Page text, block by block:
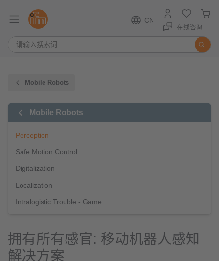
CN
在线咨询
Mobile Robots
Mobile Robots
Perception
Safe Motion Control
Digitalization
Localization
Intralogistic Trouble - Game
拥有所有感官: 移动机器人感知
解决方案